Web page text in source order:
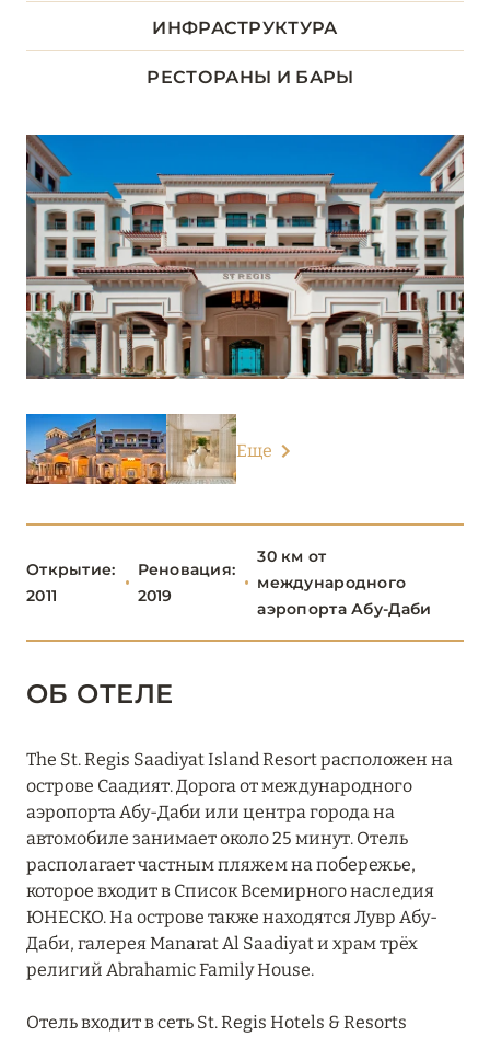
Desert Islands Resort & Spa by Anantara
Emirates Palace Mandarin Oriental, Abu Dhabi
Jumeirah Saadiyat Island
Park Hyatt Abu Dhabi Hotel and Villas
Qasr Al Sarab Desert Resort by Anantara
Rixos Marina Abu Dhabi
Rixos Premium Saadiyat Island
Saadiyat Rotana Resort & Villas
Shangri-La Qaryat Al Beri
The Ritz-Carlton Abu Dhabi, Grand Canal
The St. Regis Abu Dhabi
The St. Regis Saadiyat Island Resort
W Abu-Dhabi - Yas Island
АДЖМАН 2
ДУБАЙ
ОМАН
РАС-ЭЛЬ-ХАЙМА
УММ-АЛЬ-КУВЕЙН
ИНФРАСТРУКТУРА
РЕСТОРАНЫ И БАРЫ
Еще
Открытие:
2011
Реновация:
2019
30 км от
международного
аэропорта Абу-Даби
ОБ ОТЕЛЕ
The St. Regis Saadiyat Island Resort расположен на
острове Саадият. Дорога от международного
аэропорта Абу-Даби или центра города на
автомобиле занимает около 25 минут. Отель
располагает частным пляжем на побережье,
которое входит в Список Всемирного наследия
ЮНЕСКО. На острове также находятся Лувр Абу-
Даби, галерея Manarat Al Saadiyat и храм трёх
религий Abrahamic Family House.
Отель входит в сеть St. Regis Hotels & Resorts